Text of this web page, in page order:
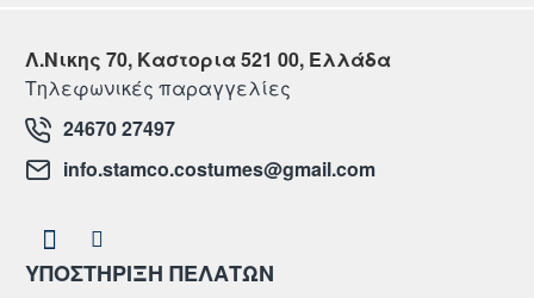
Λ.Νικης 70, Καστορια 521 00, Ελλάδα
Τηλεφωνικές παραγγελίες
24670 27497
info.stamco.costumes@gmail.com
ΥΠΟΣΤΗΡΙΞΗ ΠΕΛΑΤΩΝ